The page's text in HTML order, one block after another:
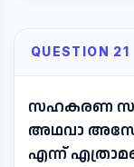
QUESTION 21
സഹകരണ
അഥവാ
എന്ന്